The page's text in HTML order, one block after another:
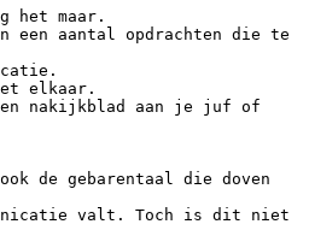
het maar.
een aantal opdrachten die te
elkaar.
nakijkblad aan je juf of
de gebarentaal die doven
valt. Toch is dit niet